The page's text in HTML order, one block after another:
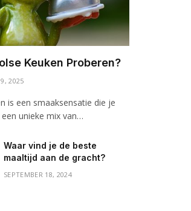
Keuken Proberen?
2025
is een smaaksensatie die je
unieke mix van…
Waar vind je de beste
maaltijd aan de gracht?
SEPTEMBER 18, 2024